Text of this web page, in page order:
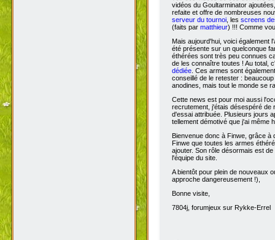
vidéos du Goultarminator
refaite et offre de nombreuses
serveur du tournoi, les screens
(faits par matthieur) !!! Comme
Mais aujourd'hui, voici également
été présente sur un quelconque
éthérées sont très peu connues
de les connaître toutes ! Au total,
dédiée. Ces armes sont
conseillé de le retester :
anodines, mais tout le monde se
Cette news est pour moi aussi
recrutement, j'étais désespéré de
d'essai attribuée. Plusieurs jours
tellement démotivé que j'ai même
Bienvenue donc à Finwe, grâce
Finwe que toutes les armes
ajouter. Son rôle désormais est
l'équipe du site.
A bientôt pour plein de nouveaux
approche dangereusement !),
Bonne visite,
7804j, forumjeux sur Rykke-Errel